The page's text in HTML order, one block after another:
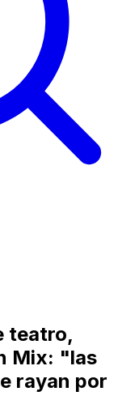
teatro,
Mix: "las
rayan por